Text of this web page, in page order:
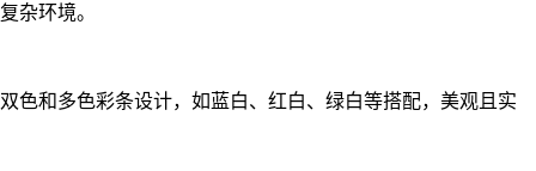
杂环境。
色和多色彩条设计，如蓝白、红白、绿白等搭配，美观且实